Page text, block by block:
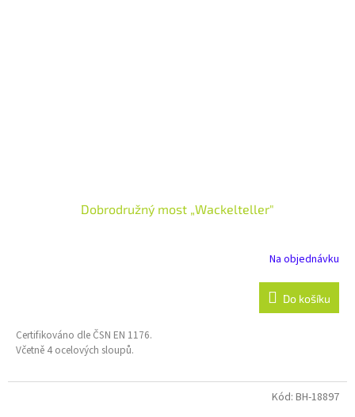
Dobrodružný most „Wackelteller"
Na objednávku
Do košíku
Certifikováno dle ČSN EN 1176.
Včetně 4 ocelových sloupů.
Kód: BH-18897